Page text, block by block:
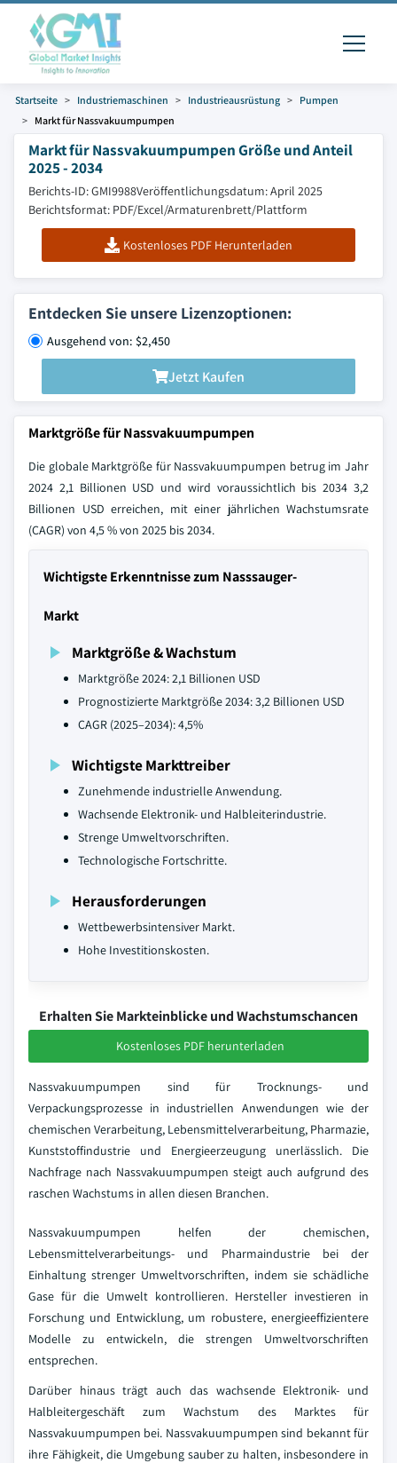
Startseite Industriemaschinen Industrieausrüstung
Pumpen
Markt für Nassvakuumpumpen
Markt für Nassvakuumpumpen Größe und Anteil
2025 - 2034
Berichts-ID: GMI9988Veröffentlichungsdatum: April 2025
Berichtsformat: PDF/Excel/Armaturenbrett/Plattform
Kostenloses PDF Herunterladen
Entdecken Sie unsere Lizenzoptionen:
Ausgehend von: $2,450
Jetzt Kaufen
Marktgröße für Nassvakuumpumpen
Die globale Marktgröße für Nassvakuumpumpen betrug im Jahr
2024 2,1 Billionen USD und wird voraussichtlich bis 2034 3,2
Billionen USD erreichen, mit einer jährlichen Wachstumsrate
(CAGR) von 4,5 % von 2025 bis 2034.
Wichtigste Erkenntnisse zum Nasssauger-
Markt
Marktgröße & Wachstum
Marktgröße 2024: 2,1 Billionen USD
Prognostizierte Marktgröße 2034: 3,2 Billionen USD
CAGR (2025–2034): 4,5%
Wichtigste Markttreiber
Zunehmende industrielle Anwendung.
Wachsende Elektronik- und Halbleiterindustrie.
Strenge Umweltvorschriften.
Technologische Fortschritte.
Herausforderungen
Wettbewerbsintensiver Markt.
Hohe Investitionskosten.
Erhalten Sie Markteinblicke und Wachstumschancen
Kostenloses PDF herunterladen
Nassvakuumpumpen sind für Trocknungs- und
Verpackungsprozesse in industriellen Anwendungen wie der
chemischen Verarbeitung, Lebensmittelverarbeitung, Pharmazie,
Kunststoffindustrie und Energieerzeugung unerlässlich. Die
Nachfrage nach Nassvakuumpumpen steigt auch aufgrund des
raschen Wachstums in allen diesen Branchen.
Nassvakuumpumpen helfen der chemischen,
Lebensmittelverarbeitungs- und Pharmaindustrie bei der
Einhaltung strenger Umweltvorschriften, indem sie schädliche
Gase für die Umwelt kontrollieren. Hersteller investieren in
Forschung und Entwicklung, um robustere, energieeffizientere
Modelle zu entwickeln, die strengen Umweltvorschriften
entsprechen.
Darüber hinaus trägt auch das wachsende Elektronik- und
Halbleitergeschäft zum Wachstum des Marktes für
Nassvakuumpumpen bei. Nassvakuumpumpen sind bekannt für
ihre Fähigkeit, die Umgebung sauber zu halten, insbesondere in